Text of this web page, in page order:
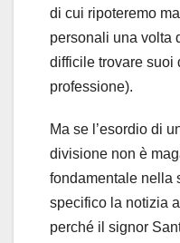
di cui ripoteremo
personali una volta
difficile trovare suoi
professione).
Ma se l’esordio di
divisione non è
fondamentale nella
specifico la notizia
perché il signor